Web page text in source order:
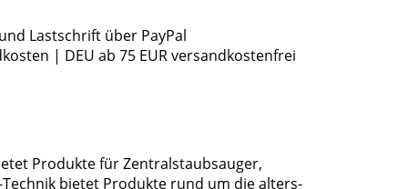
Lastschrift über PayPal
| DEU ab 75 EUR versandkostenfrei
Produkte für Zentralstaubsauger,
bietet Produkte rund um die alters-